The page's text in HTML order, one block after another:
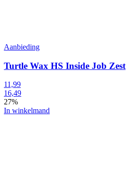
Aanbieding
Turtle Wax HS Inside Job Zest
11,99
16,49
27%
In winkelmand